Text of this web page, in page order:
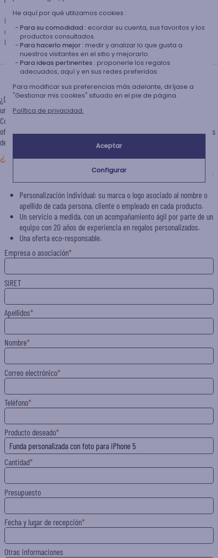
Las entregas efectuadas a países fuera de la Unión Europea pueden estar sometidas a
diversos gastos de envío, notablemente la aduana y la TVA de importación.
Estos gastos deben ser efectuados por el comprador.
Regalo de empresa personalizado
¿Desea obtener un presupuesto para un pedido a gran escala (más de 50
unidades)?
Complete el formulario adjunto. Nuestro equipo estará encantado de
ofrecerle una solución a medida, adaptada a su presupuesto y a los plazos
deseados.
¿Cuáles son nuestras ventajas?
Un catálogo innovador que le permitirá salir de lo convencional y lo
ya visto.
Personalización individual: su marca o logo asociado al nombre o
apellido de cada persona, cliente o empleado en cada producto.
Un servicio a medida, con un acompañamiento ágil por parte de un
equipo con 20 años de experiencia en regalos personalizados.
Una oferta eco-responsable.
Empresa o asociación
SIRET
Apellidos
Nombre
Correo electrónico
Teléfono
Producto deseado
Cantidad
Presupuesto
Fecha y lugar de recepción
Otras informaciones
He aquí por qué utilizamos cookies :
Para su comodidad : ecordar su cuenta, sus favoritos y los
productos consultados.
Para hacerlo mejor : medir y analizar lo que gusta a
nuestros visitantes en el sitio y mejorarlo.
Para ideas pertinentes : proponerle los regalos
adecuados, aquí y en sus redes preferidas.
Para modificar sus preferencias más adelante, diríjase a
"Gestionar mis cookies" situado en el pie de página.
Política de privacidad.
Aceptar
Configurar